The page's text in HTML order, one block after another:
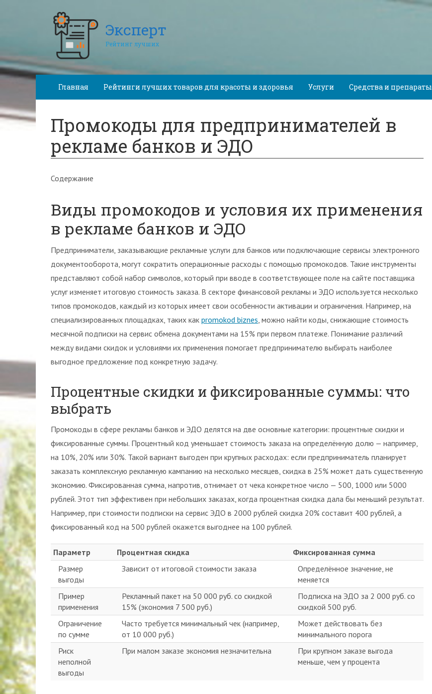
Эксперт
Рейтинг лучших
Главная Рейтинги лучших товаров для красоты и здоровья Услуги Средства и препараты
Промокоды для предпринимателей в
рекламе банков и ЭДО
Содержание
Виды промокодов и условия их применения
в рекламе банков и ЭДО
Предприниматели, заказывающие рекламные услуги для банков или подключающие сервисы электронного
документооборота, могут сократить операционные расходы с помощью промокодов. Такие инструменты
представляют собой набор символов, который при вводе в соответствующее поле на сайте поставщика
услуг изменяет итоговую стоимость заказа. В секторе финансовой рекламы и ЭДО используется несколько
типов промокодов, каждый из которых имеет свои особенности активации и ограничения. Например, на
специализированных площадках, таких как promokod biznes, можно найти коды, снижающие стоимость
месячной подписки на сервис обмена документами на 15% при первом платеже. Понимание различий
между видами скидок и условиями их применения помогает предпринимателю выбирать наиболее
выгодное предложение под конкретную задачу.
Процентные скидки и фиксированные суммы: что
выбрать
Промокоды в сфере рекламы банков и ЭДО делятся на две основные категории: процентные скидки и
фиксированные суммы. Процентный код уменьшает стоимость заказа на определённую долю — например,
на 10%, 20% или 30%. Такой вариант выгоден при крупных расходах: если предприниматель планирует
заказать комплексную рекламную кампанию на несколько месяцев, скидка в 25% может дать существенную
экономию. Фиксированная сумма, напротив, отнимает от чека конкретное число — 500, 1000 или 5000
рублей. Этот тип эффективен при небольших заказах, когда процентная скидка дала бы меньший результат.
Например, при стоимости подписки на сервис ЭДО в 2000 рублей скидка 20% составит 400 рублей, а
фиксированный код на 500 рублей окажется выгоднее на 100 рублей.
Параметр Процентная скидка
Фиксированная сумма
Размер
выгоды
Зависит от итоговой стоимости заказа
Определённое значение, не
меняется
Пример
применения
Рекламный пакет на 50 000 руб. со скидкой
15% (экономия 7 500 руб.)
Подписка на ЭДО за 2 000 руб. со
скидкой 500 руб.
Ограничение
по сумме
Часто требуется минимальный чек (например,
от 10 000 руб.)
Может действовать без
минимального порога
Риск
неполной
выгоды
При малом заказе экономия незначительна
При крупном заказе выгода
меньше, чем у процента